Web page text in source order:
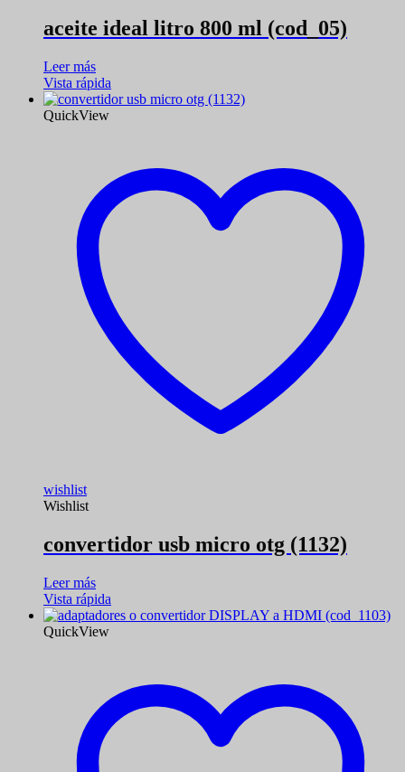
aceite ideal litro 800 ml (cod_05)
Leer más
Vista rápida
QuickView
wishlist
Wishlist
convertidor usb micro otg (1132)
Leer más
Vista rápida
QuickView